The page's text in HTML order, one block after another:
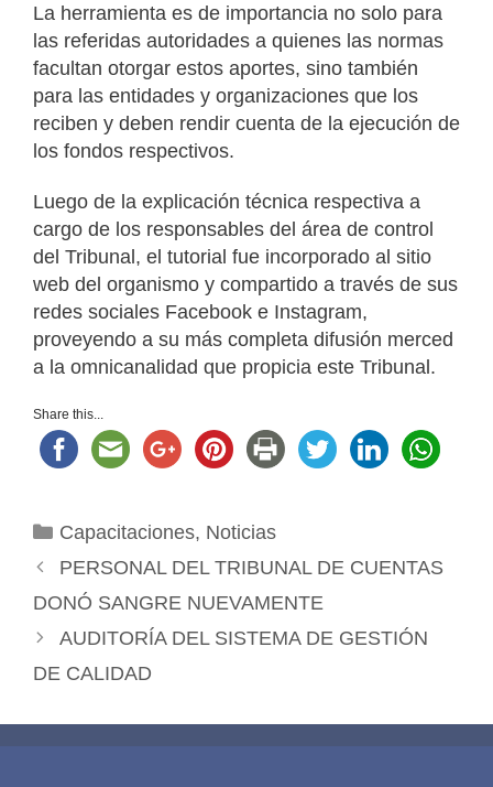
La herramienta es de importancia no solo para
las referidas autoridades a quienes las normas
facultan otorgar estos aportes, sino también
para las entidades y organizaciones que los
reciben y deben rendir cuenta de la ejecución de
los fondos respectivos.
Luego de la explicación técnica respectiva a
cargo de los responsables del área de control
del Tribunal, el tutorial fue incorporado al sitio
web del organismo y compartido a través de sus
redes sociales Facebook e Instagram,
proveyendo a su más completa difusión merced
a la omnicanalidad que propicia este Tribunal.
Share this...
Categorías
Capacitaciones, Noticias
PERSONAL DEL TRIBUNAL DE CUENTAS
DONÓ SANGRE NUEVAMENTE
AUDITORÍA DEL SISTEMA DE GESTIÓN
DE CALIDAD